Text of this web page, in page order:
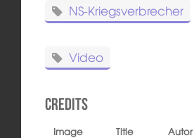
NS-Kriegsverbrecher
Video
Credits
Image Title Autor